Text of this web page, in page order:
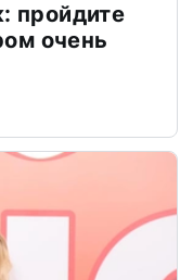
пройдите
очень